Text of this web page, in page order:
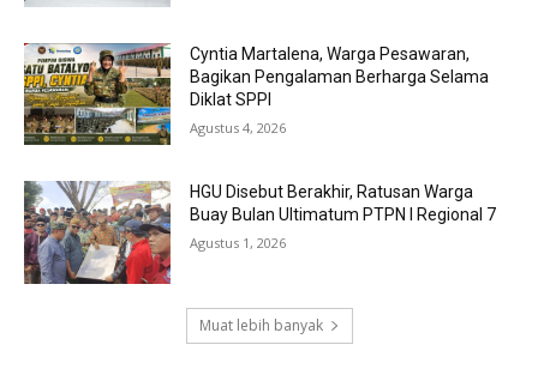
Cyntia Martalena, Warga Pesawaran,
Bagikan Pengalaman Berharga Selama
Diklat SPPI
Agustus 4, 2026
HGU Disebut Berakhir, Ratusan Warga
Buay Bulan Ultimatum PTPN I Regional 7
Agustus 1, 2026
Muat lebih banyak